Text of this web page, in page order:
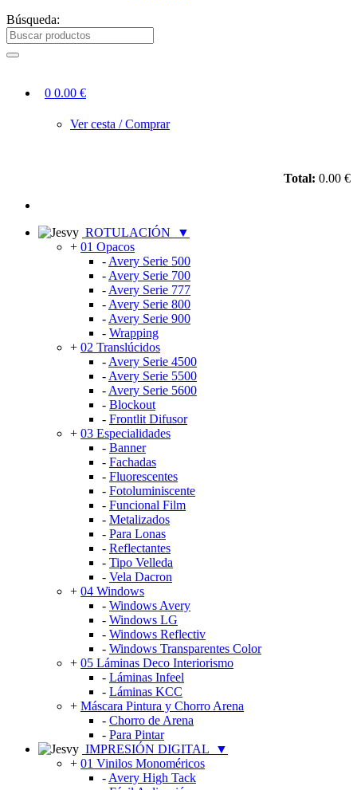
Búsqueda:
0 0.00 €
Ver cesta / Comprar
Total: 0.00 €
ROTULACIÓN
▼
+ 01 Opacos
- Avery Serie 500
- Avery Serie 700
- Avery Serie 777
- Avery Serie 800
- Avery Serie 900
- Wrapping
+ 02 Translúcidos
- Avery Serie 4500
- Avery Serie 5500
- Avery Serie 5600
- Blockout
- Frontlit Difusor
+ 03 Especialidades
- Banner
- Fachadas
- Fluorescentes
- Fotoluminiscente
- Funcional Film
- Metalizados
- Para Lonas
- Reflectantes
- Tipo Velleda
- Vela Dacron
+ 04 Windows
- Windows Avery
- Windows LG
- Windows Reflectiv
- Windows Transparentes Color
+ 05 Láminas Deco Interiorismo
- Láminas Infeel
- Láminas KCC
+ Máscara Pintura y Chorro Arena
- Chorro de Arena
- Para Pintar
IMPRESIÓN DIGITAL
▼
+ 01 Vinilos Monoméricos
- Avery High Tack